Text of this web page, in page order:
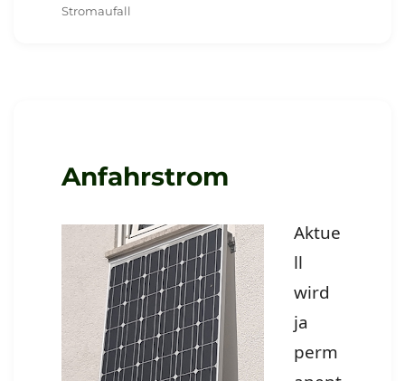
am
Stromaufall
Anfahrstrom
Aktue
ll
wird
ja
perm